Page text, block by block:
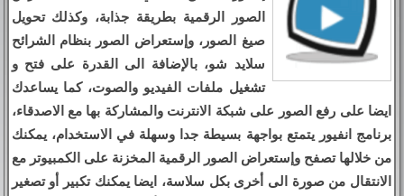
الصور الرقمية بطريقة جذابة، وكذلك تحويل
صيغ الصور، وإستعراض الصور بنظام الشرائح
سلايد شو، بالإضافة الى القدرة على فتح و
تشغيل ملفات الفيديو والصوت، كما يساعدك
ايضا على رفع الصور على شبكة الانترنت والمشاركة بها مع الاصدقاء،
برنامج انفيور يتمتع بواجهة بسيطة جدا وسهلة في الاستخدام، يمكنك
من خلالها تصفح وإستعراض الصور الرقمية المخزنة على الكمبيوتر مع
الانتقال من صورة الى أخرى بكل سلاسة، ايضا يمكنك تكبير أو تصغير